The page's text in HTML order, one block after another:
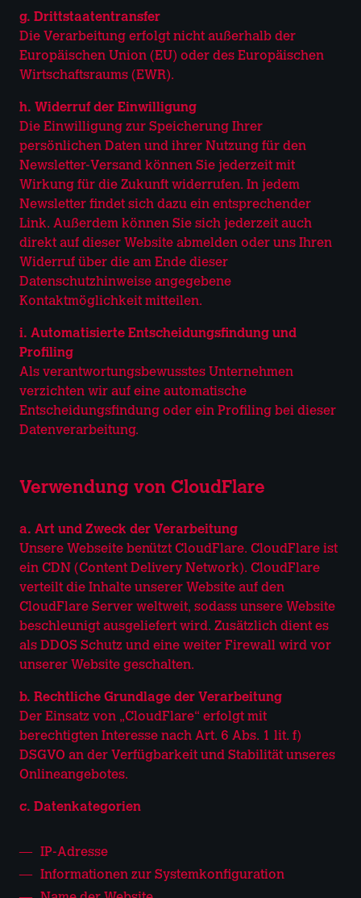
g. Drittstaatentransfer
Die Verarbeitung erfolgt nicht außerhalb der
Europäischen Union (EU) oder des Europäischen
Wirtschaftsraums (EWR).
h. Widerruf der Einwilligung
Die Einwilligung zur Speicherung Ihrer
persönlichen Daten und ihrer Nutzung für den
Newsletter-Versand können Sie jederzeit mit
Wirkung für die Zukunft widerrufen. In jedem
Newsletter findet sich dazu ein entsprechender
Link. Außerdem können Sie sich jederzeit auch
direkt auf dieser Website abmelden oder uns Ihren
Widerruf über die am Ende dieser
Datenschutzhinweise angegebene
Kontaktmöglichkeit mitteilen.
i. Automatisierte Entscheidungsfindung und
Profiling
Als verantwortungsbewusstes Unternehmen
verzichten wir auf eine automatische
Entscheidungsfindung oder ein Profiling bei dieser
Datenverarbeitung.
Verwendung von CloudFlare
a. Art und Zweck der Verarbeitung
Unsere Webseite benützt CloudFlare. CloudFlare ist
ein CDN (Content Delivery Network). CloudFlare
verteilt die Inhalte unserer Website auf den
CloudFlare Server weltweit, sodass unsere Website
beschleunigt ausgeliefert wird. Zusätzlich dient es
als DDOS Schutz und eine weiter Firewall wird vor
unserer Website geschalten.
b. Rechtliche Grundlage der Verarbeitung
Der Einsatz von „CloudFlare“ erfolgt mit
berechtigten Interesse nach Art. 6 Abs. 1 lit. f)
DSGVO an der Verfügbarkeit und Stabilität unseres
Onlineangebotes.
c. Datenkategorien
IP-Adresse
Informationen zur Systemkonfiguration